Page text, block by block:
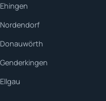
Ehingen
Nordendorf
Donauwörth
Genderkingen
Ellgau